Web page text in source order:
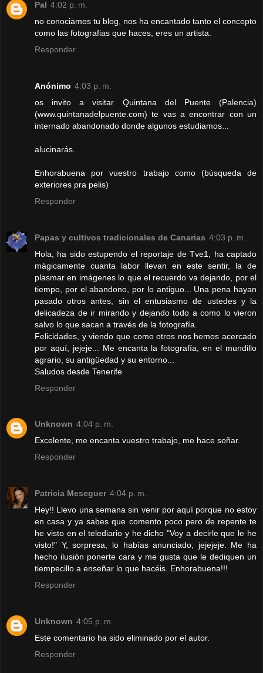
Pal 4:02 p. m.
no conociamos tu blog, nos ha encantado tanto el concepto
como las fotografias que haces, eres un artista.
Responder
Anónimo 4:03 p. m.
os invito a visitar Quintana del Puente (Palencia)
(www.quintanadelpuente.com) te vas a encontrar con un
internado abandonado donde algunos estudiamos...
alucinarás.
Enhorabuena por vuestro trabajo como (búsqueda de
exteriores pra pelis)
Responder
Papas y cultivos tradicionales de Canarias 4:03 p. m.
Hola, ha sido estupendo el reportaje de Tve1, ha captado
mágicamente cuanta labor llevan en este sentir, la de
plasmar en imágenes lo que el recuerdo va dejando, por el
tiempo, por el abandono, por lo antiguo... Una pena hayan
pasado otros antes, sin el entusiasmo de ustedes y la
delicadeza de ir mirando y dejando todo a como lo vieron
salvo lo que sacan a través de la fotografía.
Felicidades, y viendo que como otros nos hemos acercado
por aquí, jejeje... Me encanta la fotografía, en el mundillo
agrario, su antigüedad y su entorno...
Saludos desde Tenerife
Responder
Unknown 4:04 p. m.
Excelente, me encanta vuestro trabajo, me hace soñar.
Responder
Patricia Meseguer 4:04 p. m.
Hey!! Llevo una semana sin venir por aquí porque no estoy
en casa y ya sabes que comento poco pero de repente te
he visto en el telediario y he dicho "Voy a decirle que le he
visto!" Y, sorpresa, lo habías anunciado, jejejeje. Me ha
hecho ilusión ponerte cara y me gusta que le dediquen un
tiempecillo a enseñar lo que hacéis. Enhorabuena!!!
Responder
Unknown 4:05 p. m.
Este comentario ha sido eliminado por el autor.
Responder